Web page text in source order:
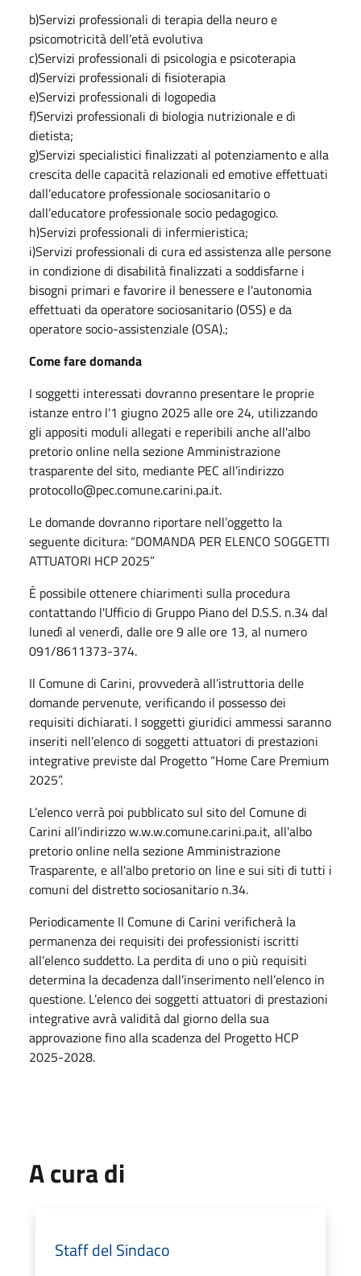
b)Servizi professionali di terapia della neuro e
psicomotricità dell’età evolutiva
c)Servizi professionali di psicologia e psicoterapia
d)Servizi professionali di fisioterapia
e)Servizi professionali di logopedia
f)Servizi professionali di biologia nutrizionale e di
dietista;
g)Servizi specialistici finalizzati al potenziamento e alla
crescita delle capacità relazionali ed emotive effettuati
dall’educatore professionale sociosanitario o
dall’educatore professionale socio pedagogico.
h)Servizi professionali di infermieristica;
i)Servizi professionali di cura ed assistenza alle persone
in condizione di disabilità finalizzati a soddisfarne i
bisogni primari e favorire il benessere e l'autonomia
effettuati da operatore sociosanitario (OSS) e da
operatore socio-assistenziale (OSA).;
Come fare domanda
I soggetti interessati dovranno presentare le proprie
istanze entro l'1 giugno 2025 alle ore 24, utilizzando
gli appositi moduli allegati e reperibili anche all'albo
pretorio online nella sezione Amministrazione
trasparente del sito, mediante PEC all’indirizzo
protocollo@pec.comune.carini.pa.it.
Le domande dovranno riportare nell’oggetto la
seguente dicitura: “DOMANDA PER ELENCO SOGGETTI
ATTUATORI HCP 2025”
É possibile ottenere chiarimenti sulla procedura
contattando l'Ufficio di Gruppo Piano del D.S.S. n.34 dal
lunedì al venerdì, dalle ore 9 alle ore 13, al numero
091/8611373-374.
Il Comune di Carini, provvederà all’istruttoria delle
domande pervenute, verificando il possesso dei
requisiti dichiarati. I soggetti giuridici ammessi saranno
inseriti nell’elenco di soggetti attuatori di prestazioni
integrative previste dal Progetto “Home Care Premium
2025”.
L’elenco verrà poi pubblicato sul sito del Comune di
Carini all’indirizzo w.w.w.comune.carini.pa.it, all'albo
pretorio online nella sezione Amministrazione
Trasparente, e all'albo pretorio on line e sui siti di tutti i
comuni del distretto sociosanitario n.34.
Periodicamente Il Comune di Carini verificherà la
permanenza dei requisiti dei professionisti iscritti
all’elenco suddetto. La perdita di uno o più requisiti
determina la decadenza dall’inserimento nell’elenco in
questione. L’elenco dei soggetti attuatori di prestazioni
integrative avrà validità dal giorno della sua
approvazione fino alla scadenza del Progetto HCP
2025-2028.
A cura di
Staff del Sindaco